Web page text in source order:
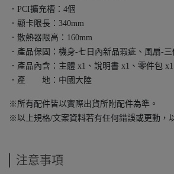
．PCI擴充槽：4個
．顯卡限長：340mm
．散熱器限高：160mm
．產品保固：機身-七日內新品瑕疵、風扇-
．產品內含：主體 x1、說明書 x1、零件包 x1
．產 地：中國大陸
※所有配件皆以實際出貨所附配件為準。
※以上規格/文案資料若有任何錯誤或更動，
注意事項